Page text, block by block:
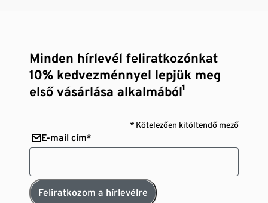
Minden hírlevél feliratkozónkat
10% kedvezménnyel lepjük meg
első vásárlása alkalmából¹
* Kötelezően kitöltendő mező
E-mail cím*
Feliratkozom a hírlevélre